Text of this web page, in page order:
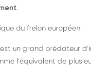
.
du frelon européen
un grand prédateur
l'équivalent de